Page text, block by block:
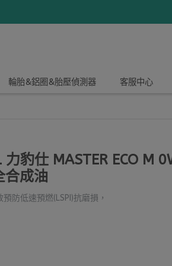
輪胎&鋁圈&胎壓偵測器 客服中心
力豹仕 MASTER ECO M
合成油
防低速預燃(LSPI)抗磨損，